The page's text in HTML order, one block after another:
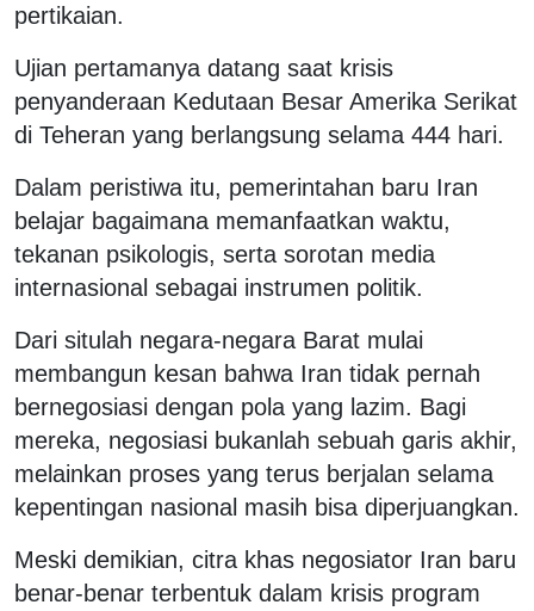
pertikaian.
Ujian pertamanya datang saat krisis
penyanderaan Kedutaan Besar Amerika Serikat
di Teheran yang berlangsung selama 444 hari.
Dalam peristiwa itu, pemerintahan baru Iran
belajar bagaimana memanfaatkan waktu,
tekanan psikologis, serta sorotan media
internasional sebagai instrumen politik.
Dari situlah negara-negara Barat mulai
membangun kesan bahwa Iran tidak pernah
bernegosiasi dengan pola yang lazim. Bagi
mereka, negosiasi bukanlah sebuah garis akhir,
melainkan proses yang terus berjalan selama
kepentingan nasional masih bisa diperjuangkan.
Meski demikian, citra khas negosiator Iran baru
benar-benar terbentuk dalam krisis program